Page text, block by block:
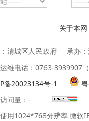
关于本网
清城区人民政府
承办
维电话：0763-3939907
备20023134号-1
问量： -
用1024*768分辨率 微软